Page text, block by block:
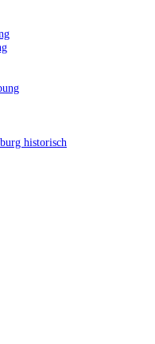
historisch